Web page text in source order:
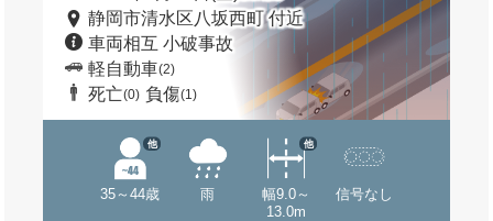
静岡市清水区八坂西町 付近
車両相互 小破事故
軽自動車(2)
死亡(0) 負傷(1)
35～44歳
他
雨
幅9.0～
13.0m
他
信号なし